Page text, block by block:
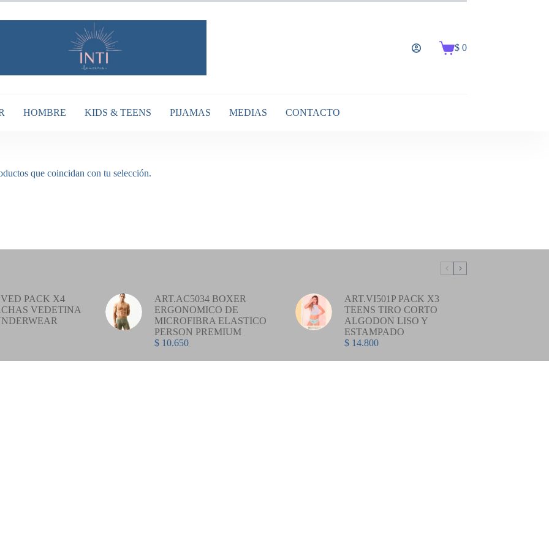
Carro
$0
HOMBRE KIDS & TEENS PIJAMAS MEDIAS CONTACTO
que coincidan con tu selección.
PACK X4
VEDETINA
ART.AC5034 BOXER
ERGONOMICO DE
MICROFIBRA ELASTICO
PERSON PREMIUM
$10.650
ART.VI501P PACK X3
TEENS TIRO CORTO
ALGODON LISO Y
ESTAMPADO
$14.800